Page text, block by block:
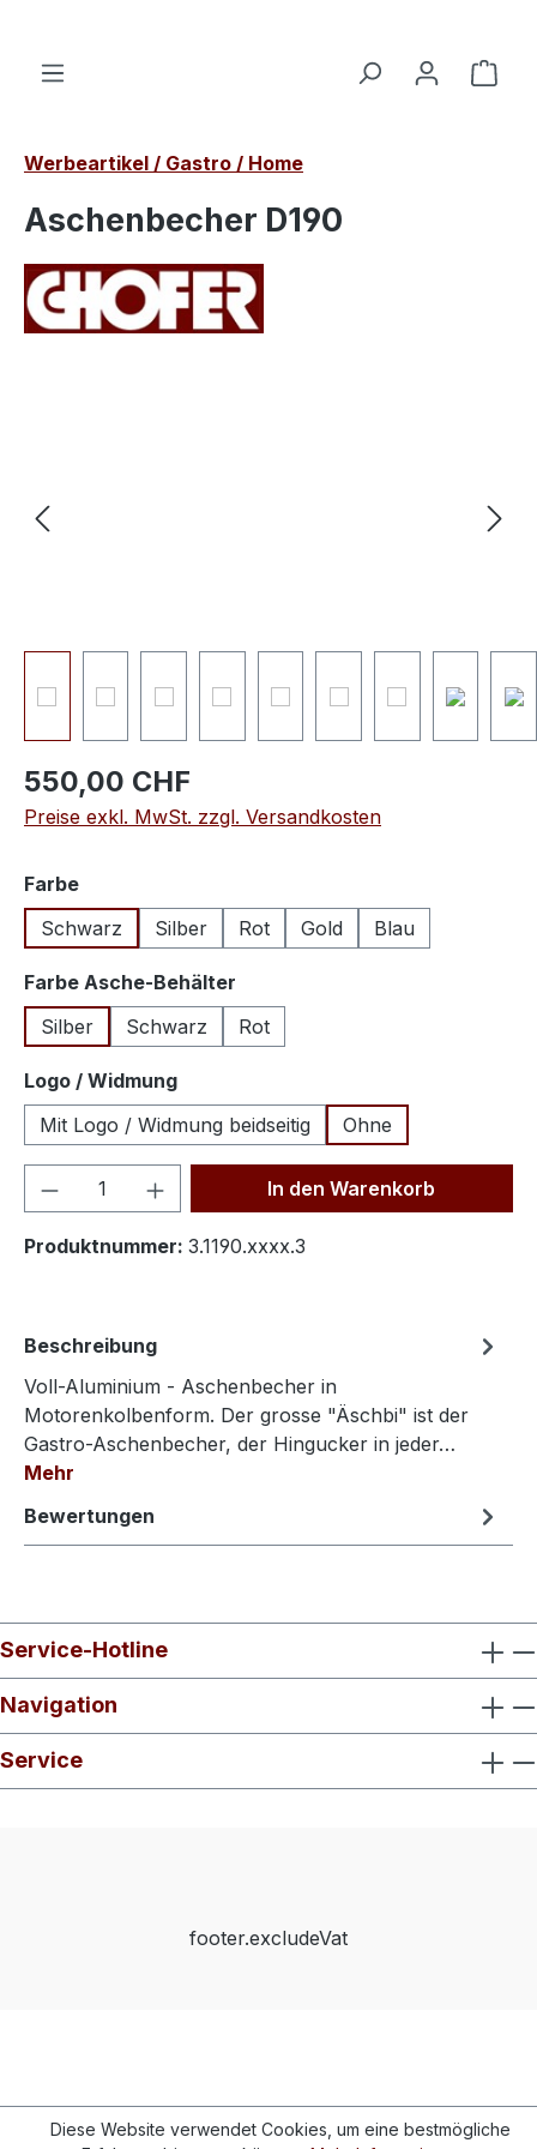
Werbeartikel / Gastro / Home
Aschenbecher D190
550,00 CHF
Preise exkl. MwSt. zzgl. Versandkosten
Farbeauswählen
Schwarz
Silber Rot Gold Blau
Farbe Asche-Behälter
Silber
Schwarz Rot
Logo / Widmungauswählen
Mit Logo / Widmung beidseitig
Ohne
Produkt Anzahl: Gib denIn den Warenkorb
Produktnummer: 3.1190.xxxx.3
Beschreibung
Voll-Aluminium - Aschenbecher in
Motorenkolbenform. Der grosse "Äschbi" ist der
Gastro-Aschenbecher, der Hingucker in jeder…
Mehr
Bewertungen
Service-Hotline
Navigation
Service
footer.excludeVat
Diese Website verwendet Cookies, um eine bestmögliche